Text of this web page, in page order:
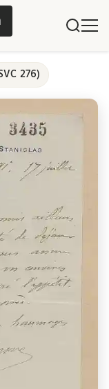
276)